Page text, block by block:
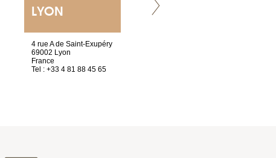
LYON
4 rue A de Saint-Exupéry
69002 Lyon
France
Tel : +33 4 81 88 45 65